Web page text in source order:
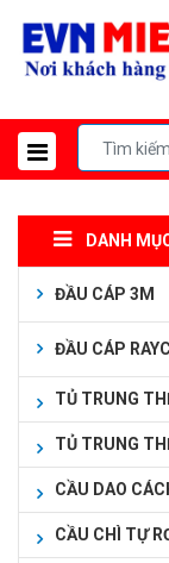
DANH
ĐẦU CÁP 3M
ĐẦU CÁP
TỦ TRUNG
TỦ TRUNG
CẦU DAO
CẦU CHÌ TỰ